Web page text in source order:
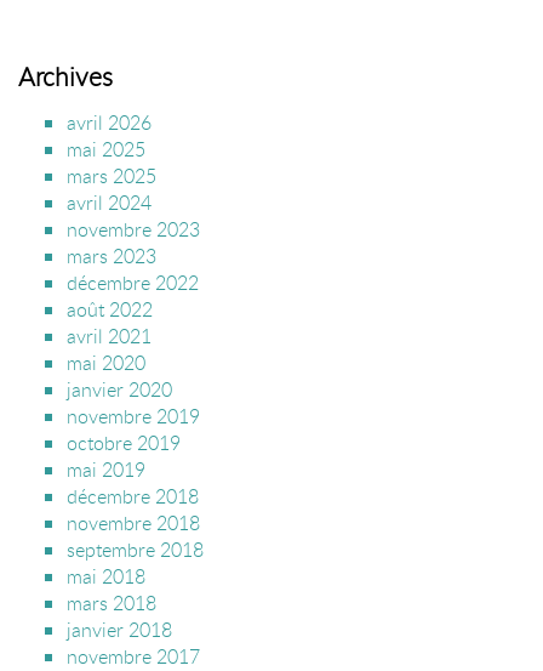
Archives
avril 2026
mai 2025
mars 2025
avril 2024
novembre 2023
mars 2023
décembre 2022
août 2022
avril 2021
mai 2020
janvier 2020
novembre 2019
octobre 2019
mai 2019
décembre 2018
novembre 2018
septembre 2018
mai 2018
mars 2018
janvier 2018
novembre 2017